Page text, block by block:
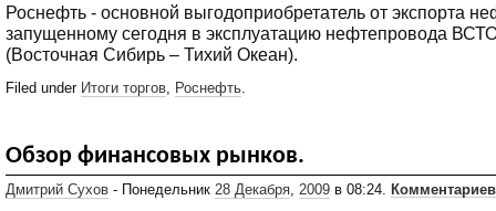
Роснефть - основной выгодоприобретатель от экспорта
запущенному сегодня в эксплуатацию нефтепровода
(Восточная Сибирь – Тихий Океан).
Filed under Итоги торгов Роснефть
Обзор финансовых рынков.
Дмитрий Сухов - Понедельник 28 Декабря 2009 в 08:24.